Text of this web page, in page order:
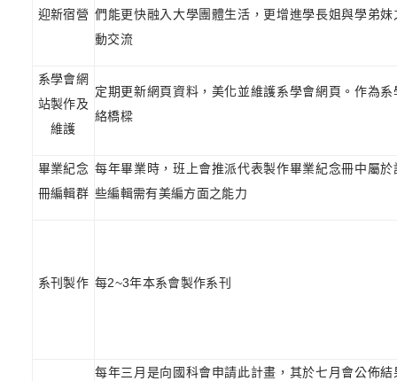
迎新宿營 們能更快融入大學團體生活，更增進學長姐與學弟
動交流
系學會網
站製作及
維護
定期更新網頁資料，美化並維護系學會網頁。作為
絡橋樑
畢業紀念
冊編輯群
每年畢業時，班上會推派代表製作畢業紀念冊中屬
些編輯需有美編方面之能力
系刊製作 每2~3年本系會製作系刊
每年三月是向國科會申請此計畫，其於七月會公佈